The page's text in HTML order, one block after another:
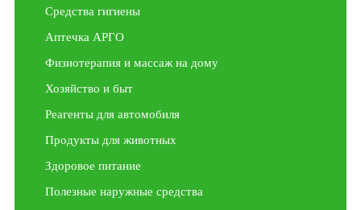
Средства гигиены
Аптечка АРГО
Физиотерапия и массаж на дому
Хозяйство и быт
Реагенты для автомобиля
Продукты для животных
Здоровое питание
Полезные наружные средства